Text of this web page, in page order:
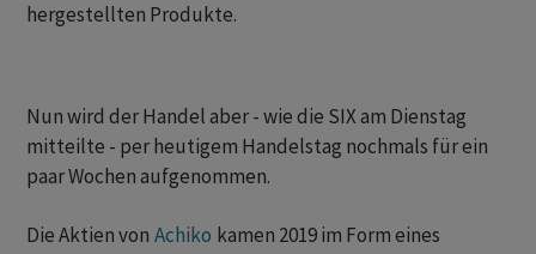
hergestellten Produkte.
Nun wird der Handel aber - wie die SIX am Dienstag
mitteilte - per heutigem Handelstag nochmals für ein
paar Wochen aufgenommen.
Die Aktien von Achiko kamen 2019 im Form eines